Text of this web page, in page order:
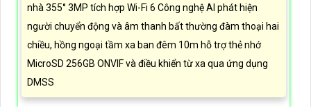
nhà 355° 3MP tích hợp Wi-Fi 6 Công nghệ AI phát hiện
người chuyển động và âm thanh bất thường đàm thoại hai
chiều, hồng ngoại tầm xa ban đêm 10m hỗ trợ thẻ nhớ
MicroSD 256GB ONVIF và điều khiển từ xa qua ứng dụng
DMSS